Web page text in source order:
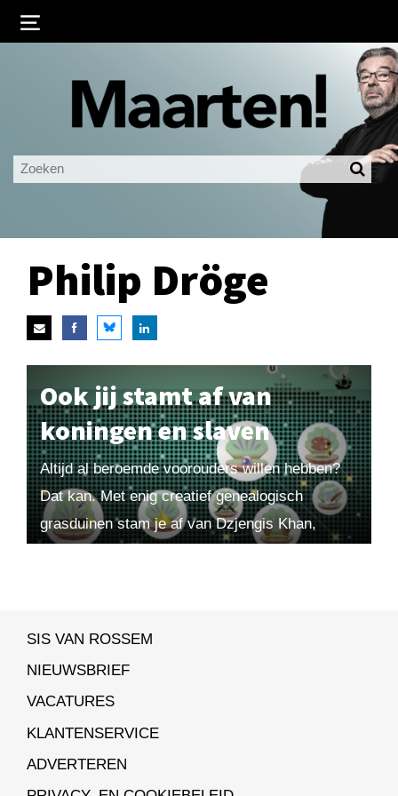
Ingelogd blijven
LOGIN
Philip Dröge
Ook jij stamt af van
koningen en slaven
Altijd al beroemde voorouders willen hebben?
Dat kan. Met enig creatief genealogisch
grasduinen stam je af van Dzjengis Khan,
SIS VAN ROSSEM
NIEUWSBRIEF
VACATURES
KLANTENSERVICE
ADVERTEREN